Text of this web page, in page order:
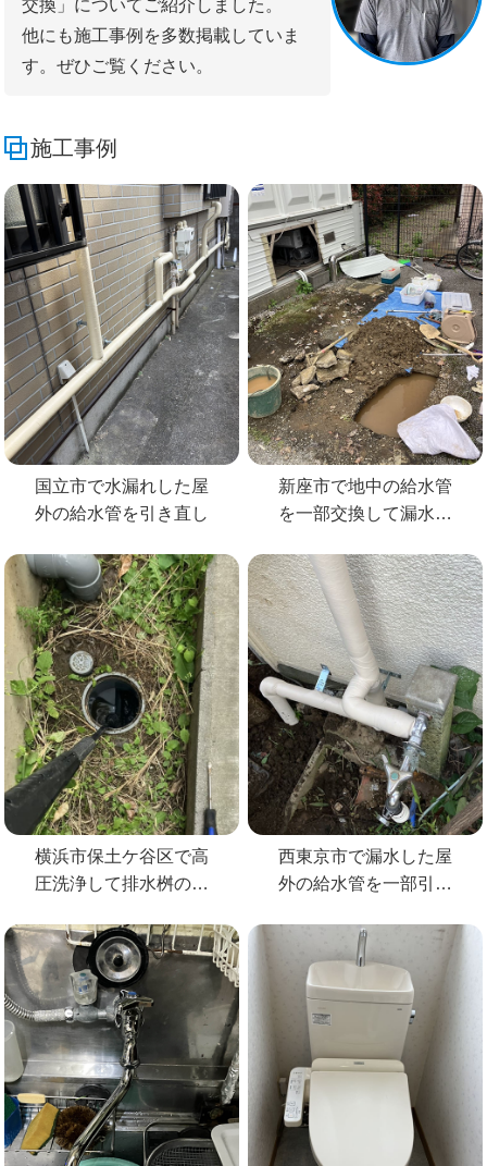
交換」についてご紹介しました。
他にも施工事例を多数掲載していま
す。ぜひご覧ください。
施工事例
国立市で水漏れした屋
外の給水管を引き直し
新座市で地中の給水管
を一部交換して漏水修
横浜市保土ケ谷区で高
圧洗浄して排水桝の詰
西東京市で漏水した屋
外の給水管を一部引き